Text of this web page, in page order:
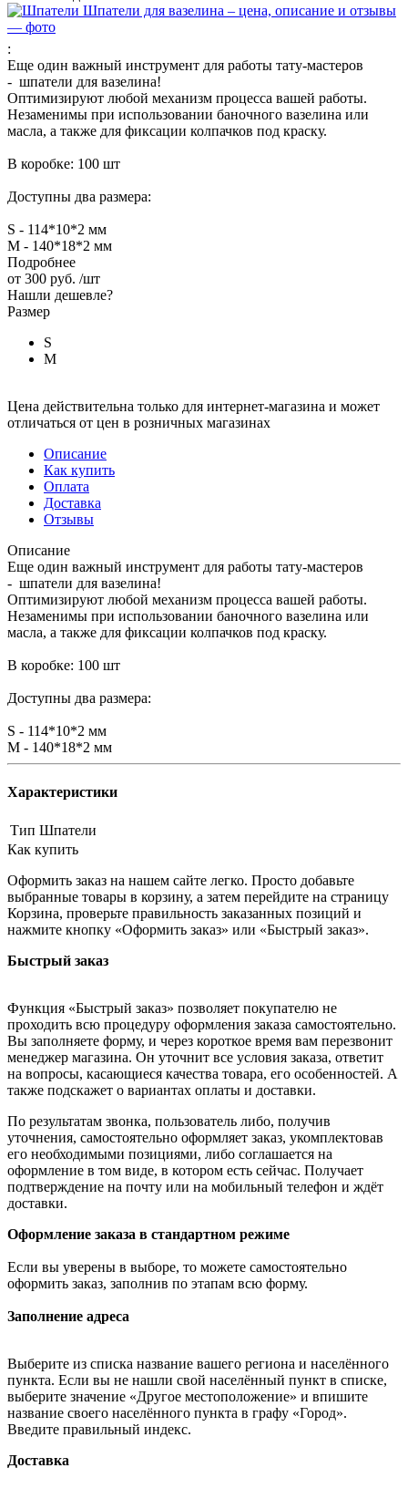
:
Еще один важный инструмент для работы тату-мастеров
- шпатели для вазелина!
Оптимизируют любой механизм процесса вашей работы.
Незаменимы при использовании баночного вазелина или
масла, а также для фиксации колпачков под краску.
В коробке: 100 шт
Доступны два размера:
S - 114*10*2 мм
M - 140*18*2 мм
Подробнее
от 300 руб. /шт
Нашли дешевле?
Размер
S
M
Цена действительна только для интернет-магазина и может
отличаться от цен в розничных магазинах
Описание
Как купить
Оплата
Доставка
Отзывы
Описание
Еще один важный инструмент для работы тату-мастеров
- шпатели для вазелина!
Оптимизируют любой механизм процесса вашей работы.
Незаменимы при использовании баночного вазелина или
масла, а также для фиксации колпачков под краску.
В коробке: 100 шт
Доступны два размера:
S - 114*10*2 мм
M - 140*18*2 мм
Характеристики
Тип Шпатели
Как купить
Оформить заказ на нашем сайте легко. Просто добавьте
выбранные товары в корзину, а затем перейдите на страницу
Корзина, проверьте правильность заказанных позиций и
нажмите кнопку «Оформить заказ» или «Быстрый заказ».
Быстрый заказ
Функция «Быстрый заказ» позволяет покупателю не
проходить всю процедуру оформления заказа самостоятельно.
Вы заполняете форму, и через короткое время вам перезвонит
менеджер магазина. Он уточнит все условия заказа, ответит
на вопросы, касающиеся качества товара, его особенностей. А
также подскажет о вариантах оплаты и доставки.
По результатам звонка, пользователь либо, получив
уточнения, самостоятельно оформляет заказ, укомплектовав
его необходимыми позициями, либо соглашается на
оформление в том виде, в котором есть сейчас. Получает
подтверждение на почту или на мобильный телефон и ждёт
доставки.
Оформление заказа в стандартном режиме
Если вы уверены в выборе, то можете самостоятельно
оформить заказ, заполнив по этапам всю форму.
Заполнение адреса
Выберите из списка название вашего региона и населённого
пункта. Если вы не нашли свой населённый пункт в списке,
выберите значение «Другое местоположение» и впишите
название своего населённого пункта в графу «Город».
Введите правильный индекс.
Доставка